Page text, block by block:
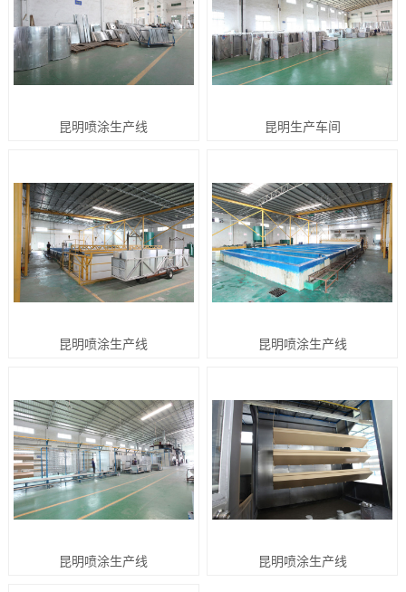
昆明喷涂生产线 昆明生产车间
昆明喷涂生产线 昆明喷涂生产线
昆明喷涂生产线 昆明喷涂生产线